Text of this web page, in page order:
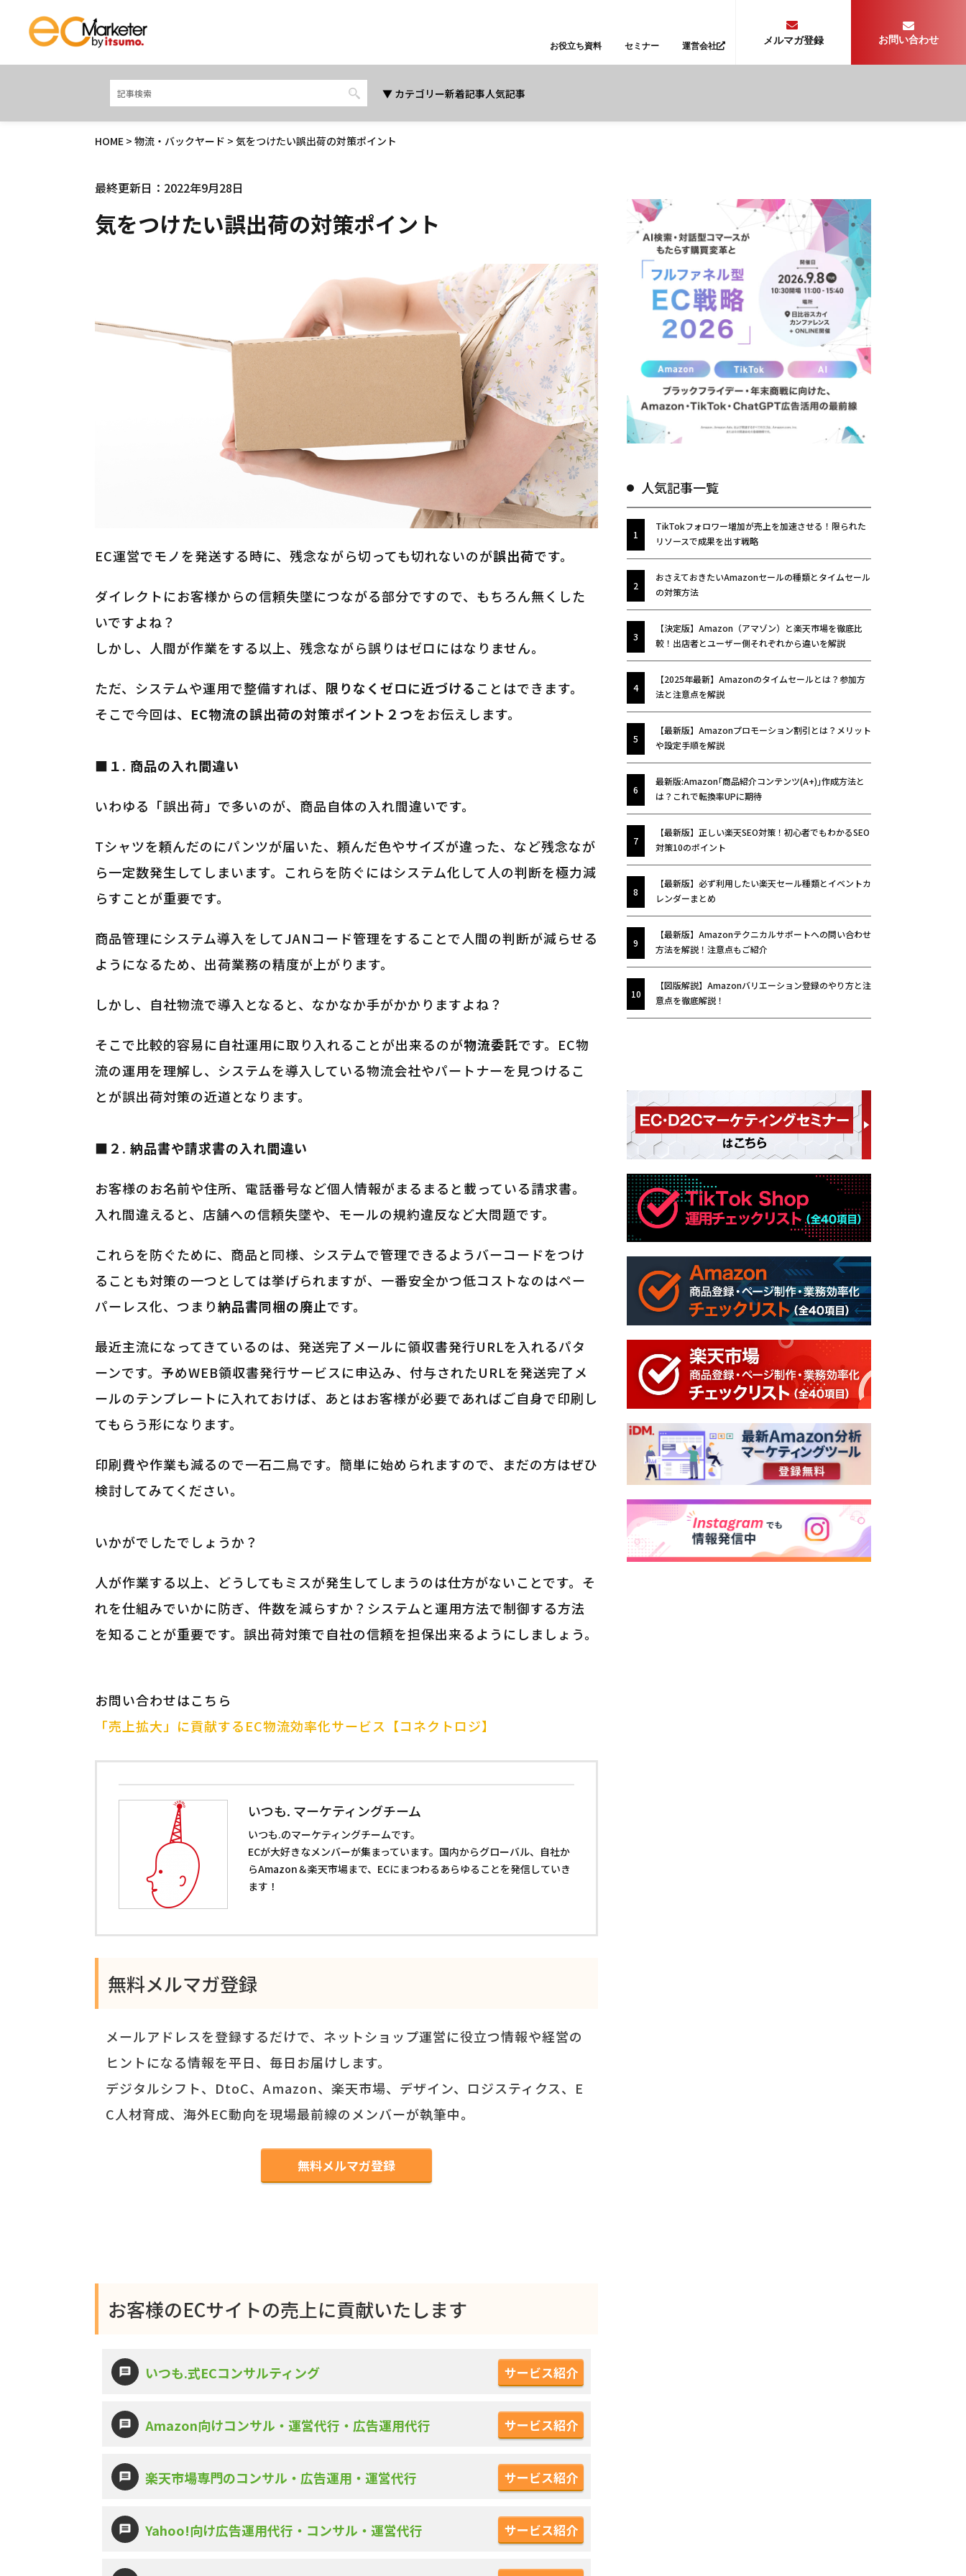
お役立ち資料 セミナー 運営会社 メルマガ登録 お問い合わせ
カテゴリー新着記事人気記事
HOME > 物流・バックヤード > 気をつけたい誤出荷の対策ポイント
最終更新日：2022年9月28日
気をつけたい誤出荷の対策ポイント
EC運営でモノを発送する時に、残念ながら切っても切れないのが誤出荷です。
ダイレクトにお客様からの信頼失墜につながる部分ですので、もちろん無くした
いですよね？
しかし、人間が作業をする以上、残念ながら誤りはゼロにはなりません。
ただ、システムや運用で整備すれば、 限りなくゼロに近づける ことはできます。
そこで今回は、 EC物流の誤出荷の対策ポイント２つをお伝えします。
■１. 商品の入れ間違い
いわゆる「誤出荷」で多いのが、商品自体の入れ間違いです。
Tシャツを頼んだのにパンツが届いた、頼んだ色やサイズが違った、など残念なが
ら一定数発生してしまいます。これらを防ぐにはシステム化して人の判断を極力減
らすことが重要です。
商品管理にシステム導入をしてJANコード管理をすることで人間の判断が減らせる
ようになるため、出荷業務の精度が上がります。
しかし、自社物流で導入となると、なかなか手がかかりますよね？
そこで比較的容易に自社運用に取り入れることが出来るのが物流委託です。EC物
流の運用を理解し、システムを導入している物流会社やパートナーを見つけるこ
とが誤出荷対策の近道となります。
■２. 納品書や請求書の入れ間違い
お客様のお名前や住所、電話番号など個人情報がまるまると載っている請求書。
入れ間違えると、店舗への信頼失墜や、モールの規約違反など大問題です。
これらを防ぐために、商品と同様、システムで管理できるようバーコードをつけ
ることも対策の一つとしては挙げられますが、一番安全かつ低コストなのはペー
パーレス化、つまり納品書同梱の廃止です。
最近主流になってきているのは、発送完了メールに領収書発行URLを入れるパタ
ーンです。予めWEB領収書発行サービスに申込み、付与されたURLを発送完了メ
ールのテンプレートに入れておけば、あとはお客様が必要であればご自身で印刷し
てもらう形になります。
印刷費や作業も減るので一石二鳥です。簡単に始められますので、まだの方はぜひ
検討してみてください。
いかがでしたでしょうか？
人が作業する以上、どうしてもミスが発生してしまうのは仕方がないことです。そ
れを仕組みでいかに防ぎ、件数を減らすか？システムと運用方法で制御する方法
を知ることが重要です。誤出荷対策で自社の信頼を担保出来るようにしましょう。
お問い合わせはこちら
「売上拡大」に貢献するEC物流効率化サービス【コネクトロジ】
いつも. マーケティングチーム
いつも.のマーケティングチームです。
ECが大好きなメンバーが集まっています。国内からグローバル、自社か
らAmazon＆楽天市場まで、ECにまつわるあらゆることを発信していき
ます！
人気記事一覧
TikTokフォロワー増加が売上を加速させる！限られた
リソースで成果を出す戦略
おさえておきたいAmazonセールの種類とタイムセール
の対策方法
【決定版】Amazon（アマゾン）と楽天市場を徹底比
較！出店者とユーザー側それぞれから違いを解説
【2025年最新】Amazonのタイムセールとは？参加方
法と注意点を解説
【最新版】Amazonプロモーション割引とは？メリット
や設定手順を解説
最新版:Amazon｢商品紹介コンテンツ(A+)｣作成方法と
は？これで転換率UPに期待
【最新版】正しい楽天SEO対策！初心者でもわかるSEO
対策10のポイント
【最新版】必ず利用したい楽天セール種類とイベントカ
レンダーまとめ
【最新版】Amazonテクニカルサポートへの問い合わせ
方法を解説！注意点もご紹介
【図版解説】Amazonバリエーション登録のやり方と注
意点を徹底解説！
無料メルマガ登録
メールアドレスを登録するだけで、ネットショップ運営に役立つ情報や経営の
ヒントになる情報を平日、毎日お届けします。
デジタルシフト、DtoC、Amazon、楽天市場、デザイン、ロジスティクス、E
C人材育成、海外EC動向を現場最前線のメンバーが執筆中。
無料メルマガ登録
お客様のECサイトの売上に貢献いたします
いつも.式ECコンサルティング サービス紹介
Amazon向けコンサル・運営代行・広告運用代行 サービス紹介
楽天市場専門のコンサル・広告運用・運営代行 サービス紹介
Yahoo!向け広告運用代行・コンサル・運営代行 サービス紹介